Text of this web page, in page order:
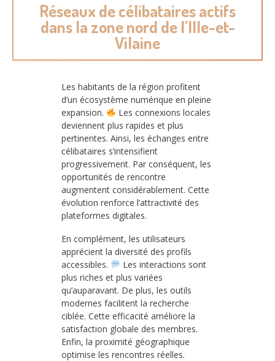
Réseaux de célibataires actifs
dans la zone nord de l’Ille-et-
Vilaine
Les habitants de la région profitent
d’un écosystème numérique en pleine
expansion.
Les connexions locales
deviennent plus rapides et plus
pertinentes. Ainsi, les échanges entre
célibataires s’intensifient
progressivement. Par conséquent, les
opportunités de rencontre
augmentent considérablement. Cette
évolution renforce l’attractivité des
plateformes digitales.
En complément, les utilisateurs
apprécient la diversité des profils
accessibles.
Les interactions sont
plus riches et plus variées
qu’auparavant. De plus, les outils
modernes facilitent la recherche
ciblée. Cette efficacité améliore la
satisfaction globale des membres.
Enfin, la proximité géographique
optimise les rencontres réelles.